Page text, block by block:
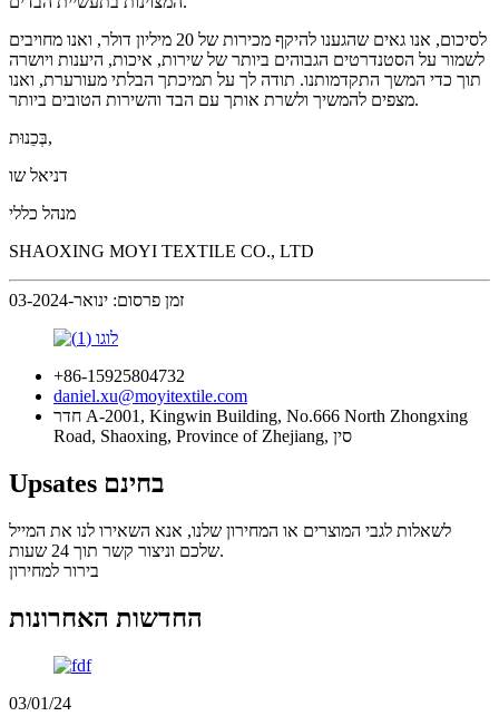
לסיכום, אנו גאים שהגענו להיקף מכירות של 20 מיליון דולר, ואנו מחויבים
לשמור על הסטנדרטים הגבוהים ביותר של שירות, איכות, היענות ויושרה
תוך כדי המשך התקדמותנו. תודה לך על תמיכתך הבלתי מעורערת, ואנו
מצפים להמשיך ולשרת אותך עם הבד והשירות הטובים ביותר.
בְּכֵנוּת,
דניאל שו
מנהל כללי
SHAOXING MOYI TEXTILE CO., LTD
זמן פרסום: ינואר-03-2024
+86-15925804732
daniel.xu@moyitextile.com
חדר A-2001, Kingwin Building, No.666 North Zhongxing
Road, Shaoxing, Province of Zhejiang, סין
Upsates בחינם
לשאלות לגבי המוצרים או המחירון שלנו, אנא השאירו לנו את המייל
שלכם וניצור קשר תוך 24 שעות.
בירור למחירון
החדשות האחרונות
03/01/24